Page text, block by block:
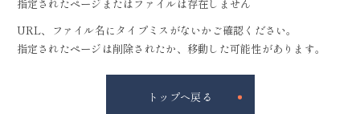
指定されたページまたはファイルは存在しません
URL、ファイル名にタイプミスがないかご確認ください。
指定されたページは削除されたか、移動した可能性があります。
トップへ戻る